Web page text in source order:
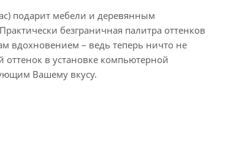
подарит мебели и деревянным
безграничная палитра оттенков
вдохновением – ведь теперь ничто не
в установке компьютерной
Вашему вкусу.